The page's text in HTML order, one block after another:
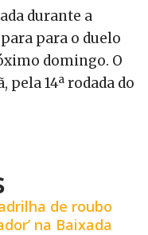
durante a
para o duelo
domingo. O
pela 14ª rodada do
de roubo
na Baixada